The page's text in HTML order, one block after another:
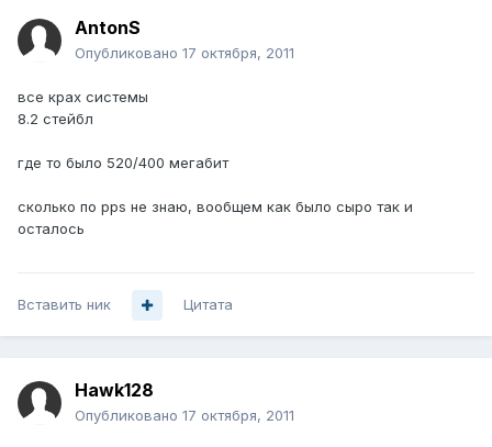
AntonS
Опубликовано 17 октября, 2011
все крах системы
8.2 стейбл
где то было 520/400 мегабит
сколько по pps не знаю, вообщем как было сыро так и
осталось
Вставить ник Цитата
Hawk128
Опубликовано 17 октября, 2011